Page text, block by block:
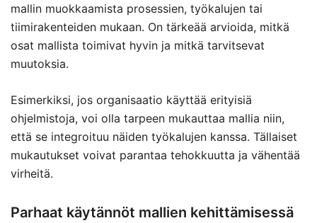
mallin muokkaamista prosessien, työkalujen tai
tiimirakenteiden mukaan. On tärkeää arvioida, mitkä
osat mallista toimivat hyvin ja mitkä tarvitsevat
muutoksia.
Esimerkiksi, jos organisaatio käyttää erityisiä
ohjelmistoja, voi olla tarpeen mukauttaa mallia niin,
että se integroituu näiden työkalujen kanssa. Tällaiset
mukautukset voivat parantaa tehokkuutta ja vähentää
virheitä.
Parhaat käytännöt mallien kehittämisessä